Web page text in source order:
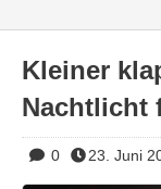
Kleiner
Nachtlicht
0 23. Juni